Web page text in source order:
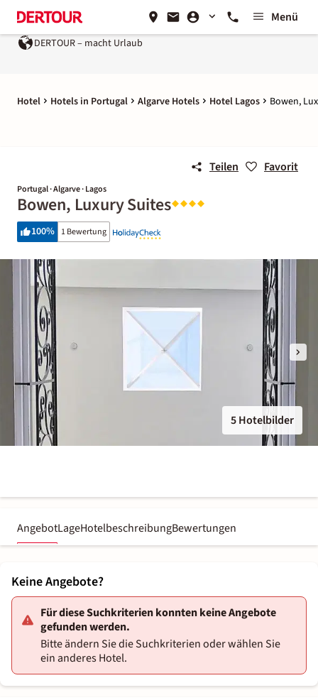
Menü
DERTOUR – macht Urlaub
Hotel Hotels in Portugal Algarve Hotels Hotel Lagos Bowen,
Teilen Favorit
Portugal · Algarve · Lagos
Bowen, Luxury Suites
100% 1 Bewertung
5 Hotelbilder
AngebotLageHotelbeschreibungBewertungen
Keine Angebote?
Für diese Suchkriterien konnten keine Angebote
gefunden werden.
Bitte ändern Sie die Suchkriterien oder wählen Sie
ein anderes Hotel.